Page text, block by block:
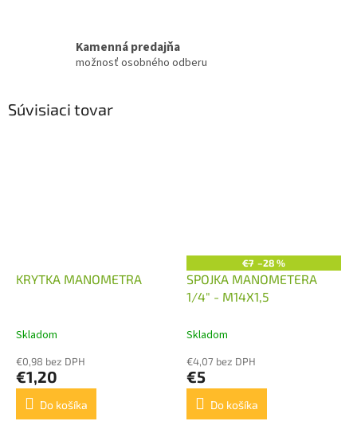
Kamenná predajňa
možnosť osobného odberu
Súvisiaci tovar
KRYTKA MANOMETRA
Skladom
€0,98 bez DPH
€1,20
Do košíka
€7 –28 %
SPOJKA MANOMETERA
1/4" - M14X1,5
Skladom
€4,07 bez DPH
€5
Do košíka